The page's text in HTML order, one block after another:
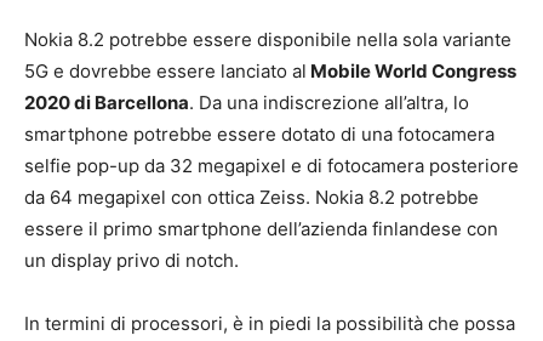
Nokia 8.2 potrebbe essere disponibile nella sola variante
5G e dovrebbe essere lanciato al Mobile World Congress
2020 di Barcellona. Da una indiscrezione all’altra, lo
smartphone potrebbe essere dotato di una fotocamera
selfie pop-up da 32 megapixel e di fotocamera posteriore
da 64 megapixel con ottica Zeiss. Nokia 8.2 potrebbe
essere il primo smartphone dell’azienda finlandese con
un display privo di notch.
In termini di processori, è in piedi la possibilità che possa